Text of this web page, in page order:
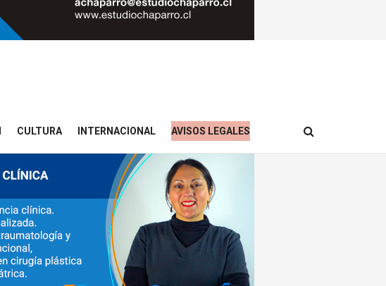
CULTURA INTERNACIONAL AVISOS LEGALES